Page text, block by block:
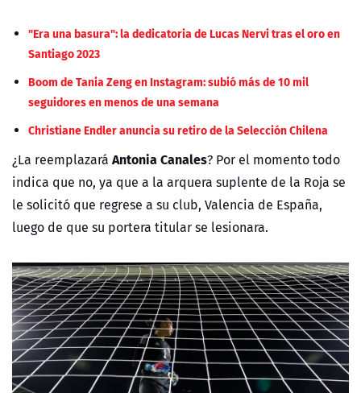
"Era una basura": la dedicatoria de Lucas Nervi tras el oro en
Santiago 2023
Boom de Tania Zeng en Instagram: subió más de 10 mil
seguidores en menos de una semana
Christiane Endler anuncia su retiro de la Selección Chilena
¿La reemplazará Antonia Canales? Por el momento todo
indica que no, ya que a la arquera suplente de la Roja se
le solicitó que regrese a su club, Valencia de España,
luego de que su portera titular se lesionara.